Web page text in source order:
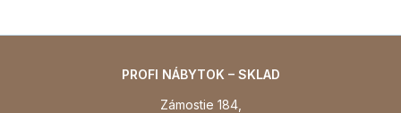
PROFI NÁBYTOK – SKLAD
Zámostie 184,